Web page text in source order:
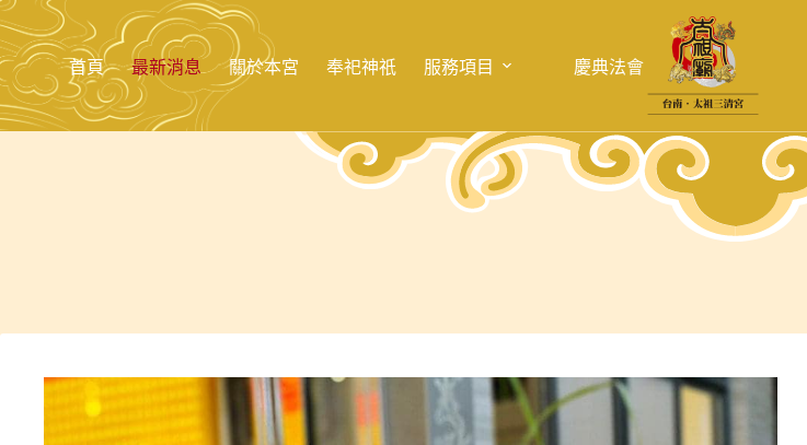
跳
至
主
要
內
首頁 最新消息 關於本宮 奉祀神祇 服務項目 慶典法會